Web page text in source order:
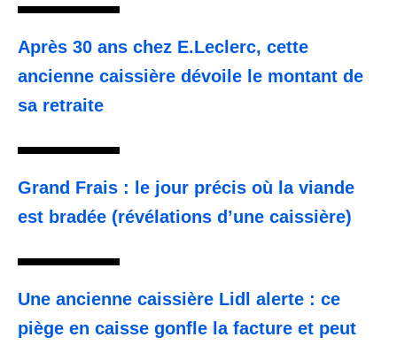
Après 30 ans chez E.Leclerc, cette
ancienne caissière dévoile le montant de
sa retraite
Grand Frais : le jour précis où la viande
est bradée (révélations d’une caissière)
Une ancienne caissière Lidl alerte : ce
piège en caisse gonfle la facture et peut